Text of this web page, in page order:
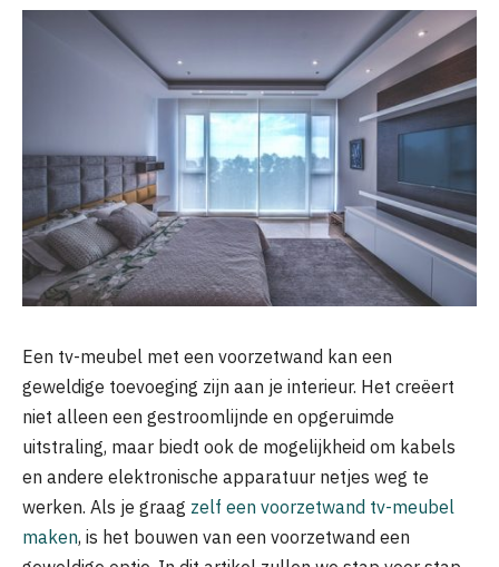
Een tv-meubel met een voorzetwand kan een
geweldige toevoeging zijn aan je interieur. Het creëert
niet alleen een gestroomlijnde en opgeruimde
uitstraling, maar biedt ook de mogelijkheid om kabels
en andere elektronische apparatuur netjes weg te
werken. Als je graag zelf een voorzetwand tv-meubel
maken, is het bouwen van een voorzetwand een